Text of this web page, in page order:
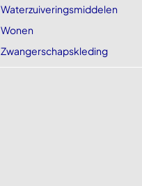
Waterzuiveringsmiddelen
Wonen
Zwangerschapskleding